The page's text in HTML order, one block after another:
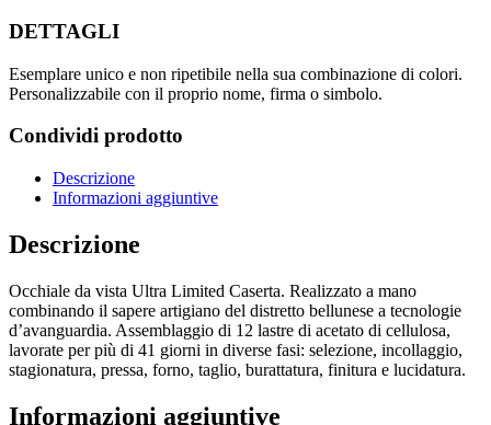
DETTAGLI
Esemplare unico e non ripetibile nella sua combinazione di colori.
Personalizzabile con il proprio nome, firma o simbolo.
Condividi prodotto
Descrizione
Informazioni aggiuntive
Descrizione
Occhiale da vista Ultra Limited Caserta. Realizzato a mano
combinando il sapere artigiano del distretto bellunese a tecnologie
d’avanguardia. Assemblaggio di 12 lastre di acetato di cellulosa,
lavorate per più di 41 giorni in diverse fasi: selezione, incollaggio,
stagionatura, pressa, forno, taglio, burattatura, finitura e lucidatura.
Informazioni aggiuntive